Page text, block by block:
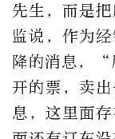
先生，而是
监说，作为
降的消息，“
开的票，卖
息，这里面